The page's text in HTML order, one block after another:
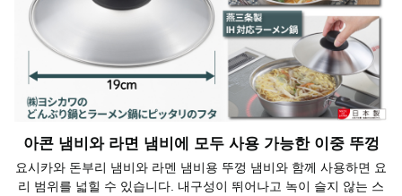
아콘 냄비와 라면 냄비에 모두 사용 가능한 이중 뚜껑
요시카와 돈부리 냄비와 라멘 냄비용 뚜껑 냄비와 함께 사용하면 요
리 범위를 넓힐 수 있습니다. 내구성이 뛰어나고 녹이 슬지 않는 스